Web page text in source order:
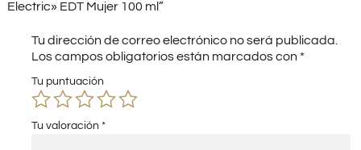
Electric» EDT Mujer 100 ml”
Tu dirección de correo electrónico no será publicada.
Los campos obligatorios están marcados con *
Tu puntuación
Tu valoración *